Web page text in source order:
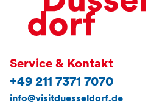
Service & Kontakt
+49 211 7371 7070
info@visitduesseldorf.de